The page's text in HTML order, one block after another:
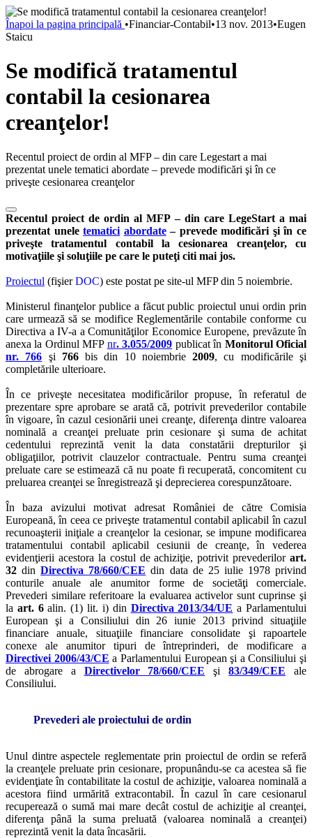
Înapoi la pagina principală •Financiar-Contabil•13 nov. 2013•Eugen
Staicu
Se modifică tratamentul
contabil la cesionarea
creanţelor!
Recentul proiect de ordin al MFP – din care Legestart a mai
prezentat unele tematici abordate – prevede modificări şi în ce
priveşte cesionarea creanţelor
Recentul proiect de ordin al MFP – din care LegeStart a mai
prezentat uneletematici abordate– prevede modificări şi în ce
priveşte tratamentul contabil la cesionarea creanţelor, cu
motivaţiile şi soluţiile pe care le puteţi citi mai jos.
Proiectul (fişierDOC) este postat pe site-ul MFP din 5 noiembrie.
Ministerul finanţelor publice a făcut public proiectul unui ordin prin
care urmează să se modifice Reglementările contabile conforme cu
Directiva a IV-a a Comunităţilor Economice Europene, prevăzute în
anexa la Ordinul MFP nr. 3.055/2009 publicat în Monitorul Oficial
nr. 766 şi 766bis din 10 noiembrie2009, cu modificările şi
completările ulterioare.
În ce priveşte necesitatea modificărilor propuse, în referatul de
prezentare spre aprobare se arată că, potrivit prevederilor contabile
în vigoare, în cazul cesionării unei creanţe, diferenţa dintre valoarea
nominală a creanţei preluate prin cesionare şi suma de achitat
cedentului reprezintă venit la data constatării drepturilor şi
obligaţiilor, potrivit clauzelor contractuale. Pentru suma creanţei
preluate care se estimează că nu poate fi recuperată, concomitent cu
preluarea creanţei se înregistrează şi deprecierea corespunzătoare.
În baza avizului motivat adresat României de către Comisia
Europeană, în ceea ce priveşte tratamentul contabil aplicabil în cazul
recunoaşterii iniţiale a creanţelor la cesionar, se impune modificarea
tratamentului contabil aplicabil cesiunii de creanţe, în vederea
evidenţierii acestora la costul de achiziţie, potrivit prevederilor art.
32 dinDirectiva 78/660/CEE din data de 25 iulie 1978 privind
conturile anuale ale anumitor forme de societăţi comerciale.
Prevederi similare referitoare la evaluarea activelor sunt cuprinse şi
la art. 6alin. (1) lit. i) din Directiva 2013/34/UE a Parlamentului
European şi a Consiliului din 26 iunie 2013 privind situaţiile
financiare anuale, situaţiile financiare consolidate şi rapoartele
conexe ale anumitor tipuri de întreprinderi, de modificare a
Directivei 2006/43/CE a Parlamentului European şi a Consiliului şi
de abrogare a Directivelor 78/660/CEE şi83/349/CEE ale
Consiliului.
Prevederi ale proiectului de ordin
Unul dintre aspectele reglementate prin proiectul de ordin se referă
la creanţele preluate prin cesionare, propunându-se ca acestea să fie
evidenţiate în contabilitate la costul de achiziţie, valoarea nominală a
acestora fiind urmărită extracontabil. În cazul în care cesionarul
recuperează o sumă mai mare decât costul de achiziţie al creanţei,
diferenţa până la suma preluată (valoarea nominală a creanţei)
reprezintă venit la data încasării.